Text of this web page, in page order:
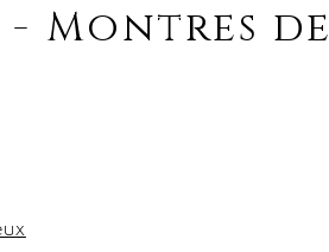
Montres de